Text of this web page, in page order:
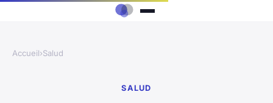
Accueil›Salud
SALUD